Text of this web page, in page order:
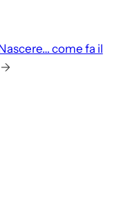
come fa il
→